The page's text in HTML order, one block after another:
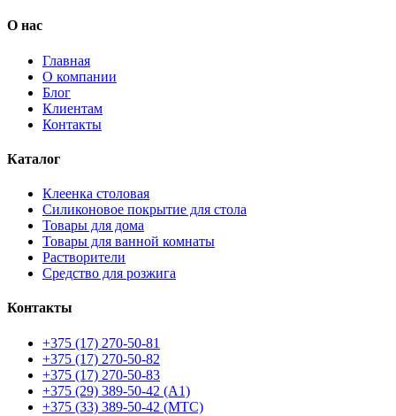
О нас
Главная
О компании
Блог
Клиентам
Контакты
Каталог
Клеенка столовая
Силиконовое покрытие для стола
Товары для дома
Товары для ванной комнаты
Растворители
Средство для розжига
Контакты
+375 (17) 270-50-81
+375 (17) 270-50-82
+375 (17) 270-50-83
+375 (29) 389-50-42 (А1)
+375 (33) 389-50-42 (МТС)